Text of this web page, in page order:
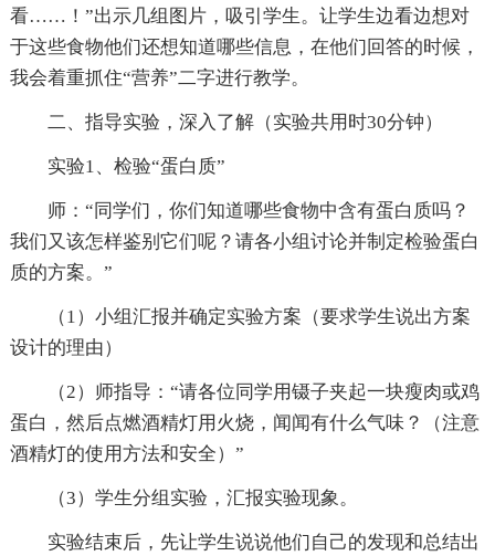
看……！”出示几组图片，吸引学生。让学生边看边想对
于这些食物他们还想知道哪些信息，在他们回答的时候，
我会着重抓住“营养”二字进行教学。
二、指导实验，深入了解（实验共用时30分钟）
实验1、检验“蛋白质”
师：“同学们，你们知道哪些食物中含有蛋白质吗？
我们又该怎样鉴别它们呢？请各小组讨论并制定检验蛋白
质的方案。”
（1）小组汇报并确定实验方案（要求学生说出方案
设计的理由）
（2）师指导：“请各位同学用镊子夹起一块瘦肉或鸡
蛋白，然后点燃酒精灯用火烧，闻闻有什么气味？（注意
酒精灯的使用方法和安全）”
（3）学生分组实验，汇报实验现象。
实验结束后，先让学生说说他们自己的发现和总结出